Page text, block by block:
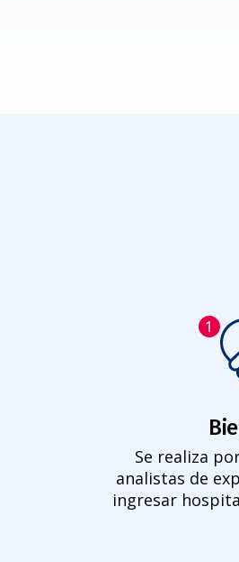
1
Se realiza
analistas de
ingresar